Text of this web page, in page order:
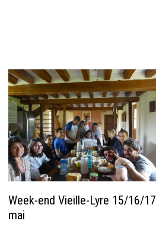
Week-end Vieille-Lyre 15/16/17
mai